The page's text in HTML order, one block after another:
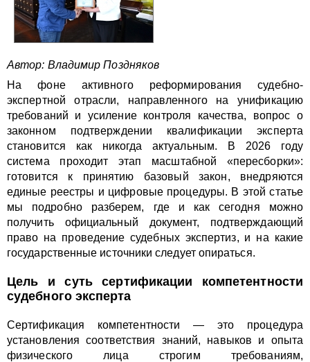
Автор: Владимир Поздняков
На фоне активного реформирования судебно-
экспертной отрасли, направленного на унификацию
требований и усиление контроля качества, вопрос о
законном подтверждении квалификации эксперта
становится как никогда актуальным. В 2026 году
система проходит этап масштабной «пересборки»:
готовится к принятию базовый закон, внедряются
единые реестры и цифровые процедуры. В этой статье
мы подробно разберем, где и как сегодня можно
получить официальный документ, подтверждающий
право на проведение судебных экспертиз, и на какие
государственные источники следует опираться.
Цель и суть сертификации компетентности
судебного эксперта
Сертификация компетентности — это процедура
установления соответствия знаний, навыков и опыта
физического лица строгим требованиям,